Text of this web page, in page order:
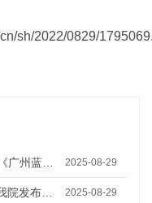
sh/2022/0829/
2025-08-29
2025-08-29